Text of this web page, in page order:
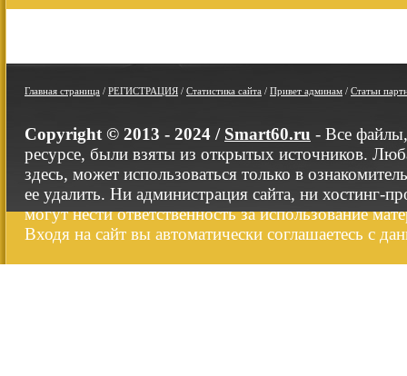
Главная страница / РЕГИСТРАЦИЯ / Статистика сайта / Привет админам / Статьи
Copyright © 2013 - 2024 / Smart60.ru - Все
ресурсе, были взяты из открытых источников.
здесь, может использоваться только в
ее удалить. Ни администрация сайта, ни хостинг-
могут нести ответственность за использование
Входя на сайт вы автоматически соглашаетесь с